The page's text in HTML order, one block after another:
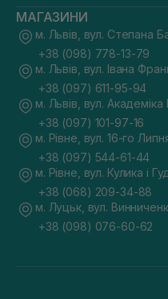
МАГАЗИНИ
м. Львів, вул. Степана
+38 (098) 778-13-79
м. Львів, вул. Івана
+38 (097) 611-95-94
м. Львів, вул.
+38 (097) 101-97-16
м. Рівне, вул. 16-го
+38 (097) 544-61-44
м. Рівне, вул. Кулика і
+38 (068) 209-34-88
м. Луцьк, вул.
+38 (098) 076-60-62